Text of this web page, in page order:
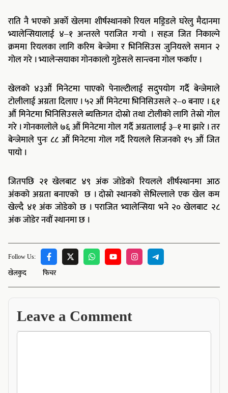
राति नै भएको अर्काे खेलमा शीर्षस्थानको रियल मड्रिडले घरेलु मैदानमा
भ्यालेन्सियालाई ४–१ अन्तरले पराजित गर्‍यो । सहज जित निकाल्ने
क्रममा रियलका लागि करिम बेन्जेमा र भिनिसिउस जुनियरले समान २
गोल गरे । भ्यालेन्सयाका गोनकालो गुडेसले सान्त्वना गोल फर्काए ।
खेलको ४३औं मिनेटमा पाएको पेनाल्टीलाई सदुपयोग गर्दै बेन्जेमाले
टोलीलाई अग्रता दिलाए । ५२ औं मिनेटमा भिनिसिउसले २–० बनाए । ६१
औं मिनेटमा भिनिसिउसले ब्यक्तिगत दोस्रो तथा टोलीको लागि तेस्रो गोल
गरे । गोनकालोले ७६ औं मिनेटमा गोल गर्दै अग्रतालाई ३–१ मा झारे । तर
बेन्जेमाले पुनः ८८ औं मिनेटमा गोल गर्दै रियलले सिजनको १५ औं जित
पायो ।
जितपछि २१ खेलबाट ४९ अंक जोडेको रियलले शीर्षस्थानमा आठ
अंकको अग्रता बनाएको छ । दोस्रो स्थानको सेभिल्लाले एक खेल कम
खेल्दै ४१ अंक जोडेको छ । पराजित भ्यालेन्सिया भने २० खेलबाट २८
अंक जोडेर नवौं स्थानमा छ ।
Follow Us:
खेलकुद फिचर
Leave a Comment
Comment